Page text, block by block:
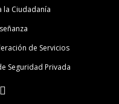
la Ciudadanía
de Servicios
Seguridad Privada